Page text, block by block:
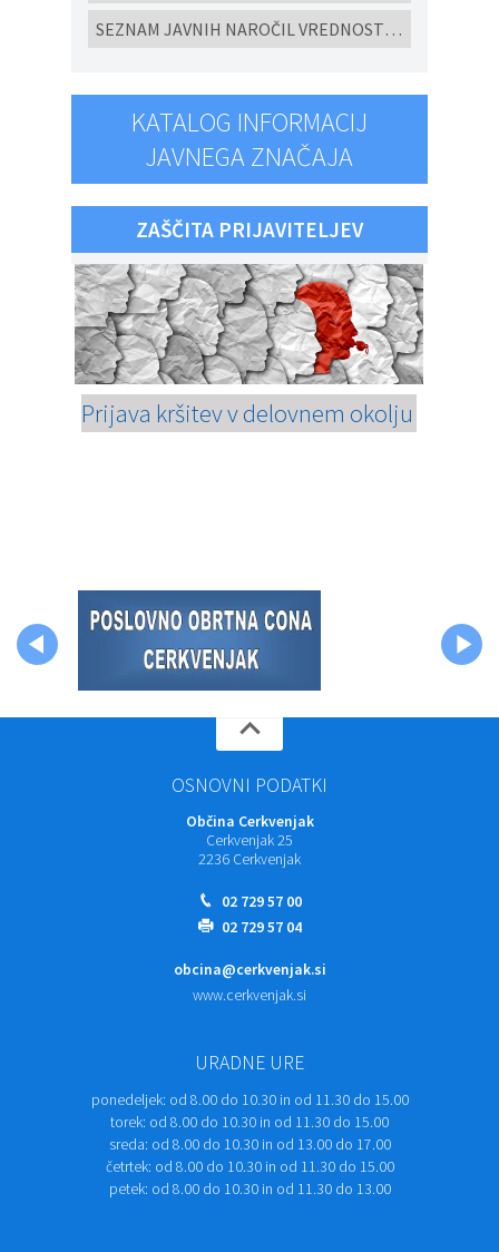
SEZNAM JAVNIH NAROČIL VREDNOSTI NAD 10.000 eur brez DDV ODDANIH PO EVIDENČNEM POSTOPKU V SKLADU ZJN-3 za leto 2025
KATALOG INFORMACIJ
JAVNEGA ZNAČAJA
ZAŠČITA PRIJAVITELJEV
Prijava kršitev v delovnem okolju
OSNOVNI PODATKI
Občina Cerkvenjak
Cerkvenjak 25
2236 Cerkvenjak
02 729 57 00
02 729 57 04
obcina@cerkvenjak.si
www.cerkvenjak.si
URADNE URE
ponedeljek: od 8.00 do 10.30 in od 11.30 do 15.00
torek: od 8.00 do 10.30 in od 11.30 do 15.00
sreda: od 8.00 do 10.30 in od 13.00 do 17.00
četrtek: od 8.00 do 10.30 in od 11.30 do 15.00
petek: od 8.00 do 10.30 in od 11.30 do 13.00